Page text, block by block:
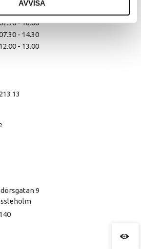
AVVISA
- 16.00
- 14.30
12.00 - 13.00
13
9